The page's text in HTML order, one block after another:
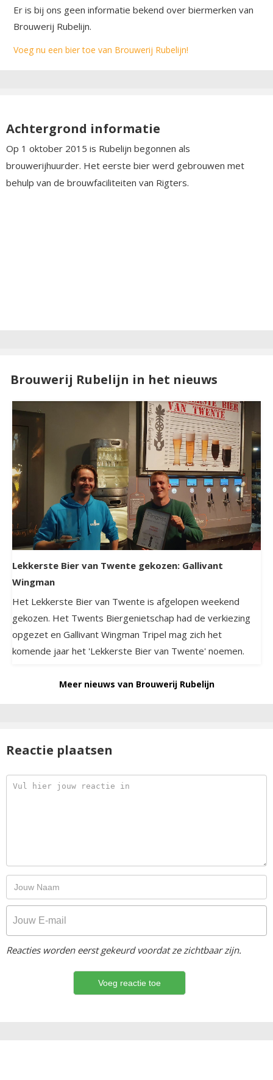
Er is bij ons geen informatie bekend over biermerken van
Brouwerij Rubelijn.
Voeg nu een bier toe van Brouwerij Rubelijn!
Achtergrond informatie
Op 1 oktober 2015 is Rubelijn begonnen als
brouwerijhuurder. Het eerste bier werd gebrouwen met
behulp van de brouwfaciliteiten van Rigters.
Brouwerij Rubelijn in het nieuws
Lekkerste Bier van Twente gekozen: Gallivant
Wingman
Het Lekkerste Bier van Twente is afgelopen weekend
gekozen. Het Twents Biergenietschap had de verkiezing
opgezet en Gallivant Wingman Tripel mag zich het
komende jaar het 'Lekkerste Bier van Twente' noemen.
Meer nieuws van Brouwerij Rubelijn
Reactie plaatsen
Reacties worden eerst gekeurd voordat ze zichtbaar zijn.